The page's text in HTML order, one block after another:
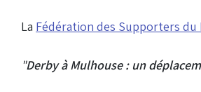
La Fédération des Supporters du
"Derby à Mulhouse : un